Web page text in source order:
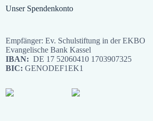
Unser Spendenkonto
Empfänger: Ev. Schulstiftung in der EKBO
Evangelische Bank Kassel
IBAN: DE 17 52060410 1703907325
BIC: GENODEF1EK1